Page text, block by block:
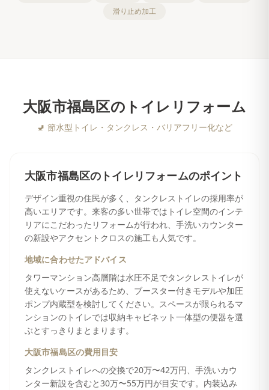
滑り止め加工
大阪市福島区の トイレリフォーム
🚽 節水型トイレ・タンクレス・バリアフリー化など
大阪市福島区の トイレリフォームのポイント
デザイン重視の住民が多く、タンクレストイレの採用率が
高いエリアです。来客の多い世帯ではトイレ空間のインテ
リアにこだわったリフォームが行われ、手洗いカウンター
の新設やアクセントクロスの施工も人気です。
地域に合わせたアドバイス
タワーマンション高層階は水圧不足でタンクレストイレが
使えないケースがあるため、ブースター付きモデルや加圧
ポンプ内蔵型を検討してください。スペースが限られるマ
ンションのトイレでは収納キャビネット一体型の便器を選
ぶとすっきりまとまります。
大阪市福島区の費用目安
タンクレストイレへの交換で20万〜42万円、手洗いカウ
ンター新設を含むと30万〜55万円が目安です。内装込み